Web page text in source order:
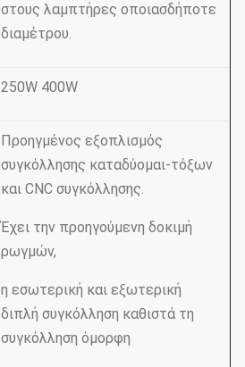
στους λαμπτήρες οποιασδήποτε
διαμέτρου.
250W 400W
Προηγμένος εξοπλισμός
συγκόλλησης καταδύομαι-τόξων
και CNC συγκόλλησης.
Έχει την προηγούμενη δοκιμή
ρωγμών,
η εσωτερική και εξωτερική
διπλή συγκόλληση καθιστά τη
συγκόλληση όμορφη